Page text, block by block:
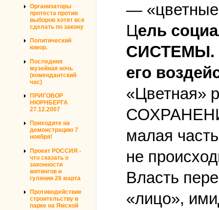
Организаторы
протеста против
выборов хотят все
сделать по закону
Политический
юмор.
Последняя
музейная ночь
(комендантский
час)
ПРИГОВОР
НЮРНБЕРГА
27.12.2007
Приходите на
демонстрацию 7
ноября!
Проект РОССИЯ -
что сказать о
законности
митингов и
гуляния 26 марта
Противодействие
строительству в
парке на Ямской
—
Цель
СИСТЕМЫ.
его
«Цветная»
малая
не
Власть
«лицо»,